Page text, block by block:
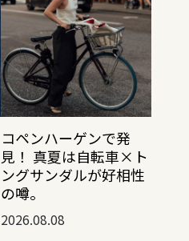
コペンハーゲンで発
見！ 真夏は自転車×ト
ングサンダルが好相性
の噂。
2026.08.08